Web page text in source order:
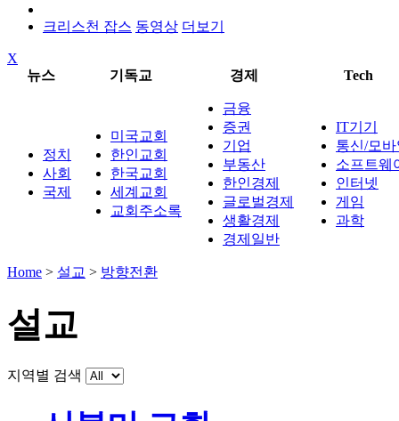
크리스천 잡스 동영상 더보기
X
뉴스
기독교 경제 Tech
정치
사회
국제
미국교회
한인교회
한국교회
세계교회
교회주소록
금융
증권
기업
부동산
한인경제
글로벌경제
생활경제
경제일반
IT기기
통신/모
소프트웨
인터넷
게임
과학
Home > 설교 > 방향전환
설교
지역별 검색